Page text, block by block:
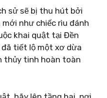
sử sẽ bị thu hút bởi
như chiếc rìu đánh
khai quật tại Đền
đã tiết lộ một xơ dừa
thủy tinh hoàn toàn